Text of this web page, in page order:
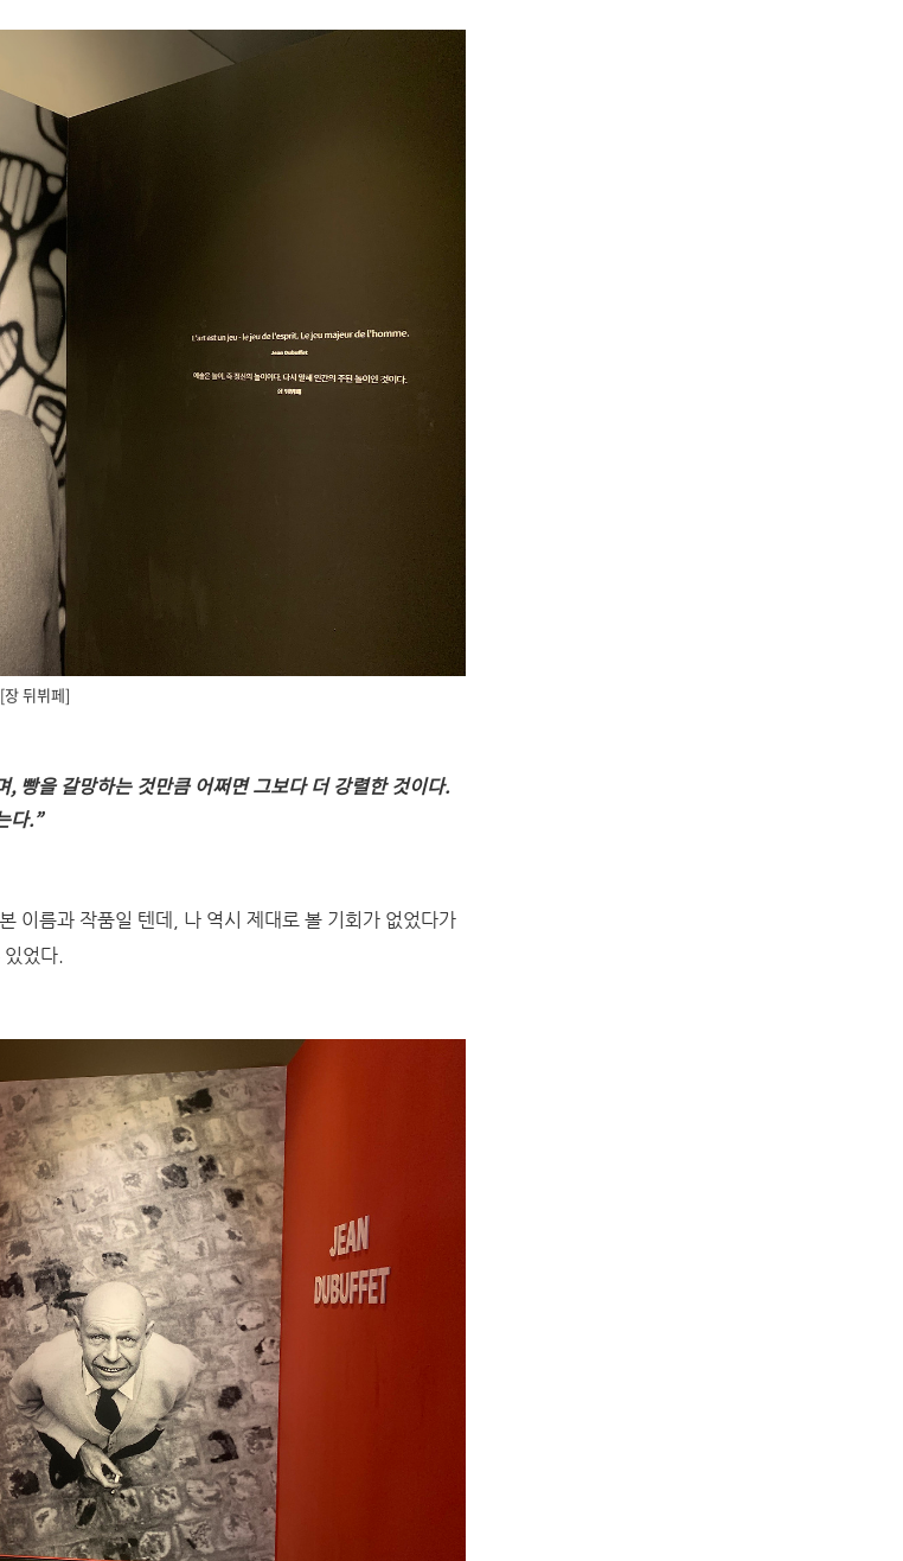
[장 뒤뷔페]
, 빵을 갈망하는 것만큼 어쩌면 그보다 더 강렬한 것이다.
다.”
이름과 작품일 텐데, 나 역시 제대로 볼 기회가 없었다가
있었다.